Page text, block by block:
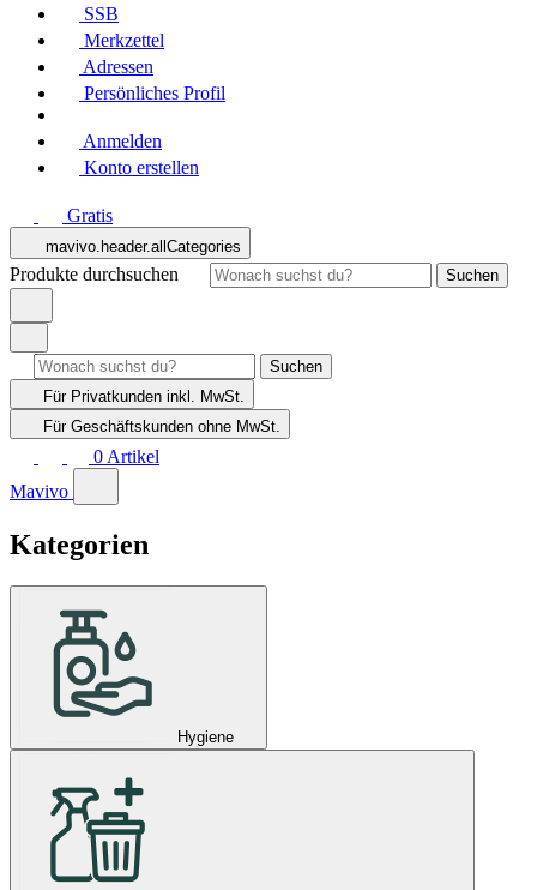
SSB
Merkzettel
Adressen
Persönliches Profil
Anmelden
Konto erstellen
Gratis
mavivo.header.allCategories
Produkte durchsuchen Suchen
Suchen
Für Privatkunden inkl. MwSt.
Für Geschäftskunden ohne MwSt.
0 Artikel
Mavivo
Kategorien
Hygiene